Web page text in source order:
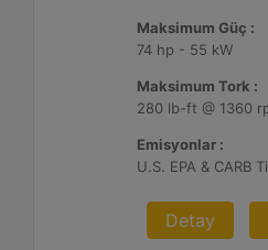
Maksimum Güç :
74 hp - 55 kW
Maksimum Tork :
Emisyonlar :
Detay